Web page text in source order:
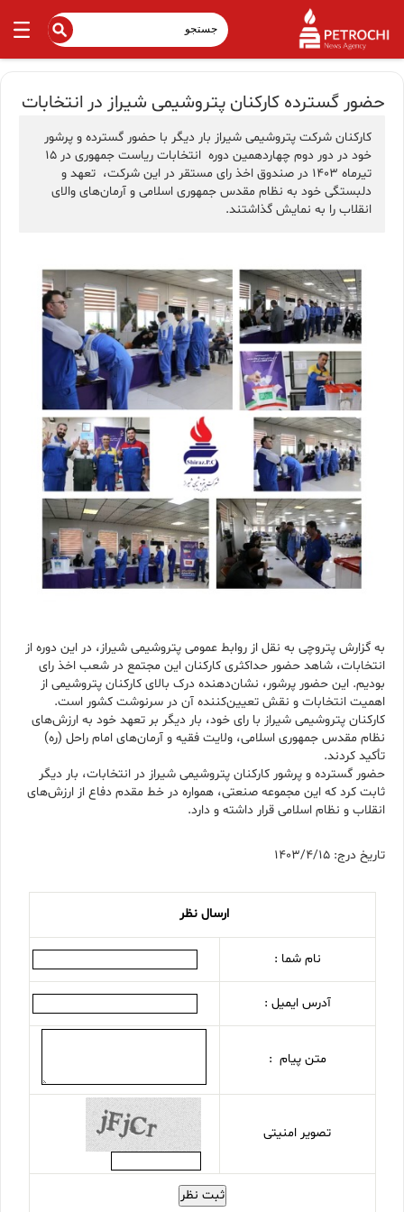
حضور گسترده کارکنان پتروشیمی شیراز در انتخابات
کارکنان شرکت پتروشیمی شیراز بار دیگر با حضور گسترده و پرشور
خود در دور دوم چهاردهمین دوره انتخابات ریاست جمهوری در ۱۵
تیرماه ۱۴۰۳ در صندوق اخذ رای مستقر در این شرکت، تعهد و
دلبستگی خود به نظام مقدس جمهوری اسلامی و آرمان‌های والای
انقلاب را به نمایش گذاشتند.
به گزارش پتروچی به نقل از روابط عمومی پتروشیمی شیراز، در این دوره از
انتخابات، شاهد حضور حداکثری کارکنان این مجتمع در شعب اخذ رای
بودیم. این حضور پرشور، نشان‌دهنده درک بالای کارکنان پتروشیمی از
اهمیت انتخابات و نقش تعیین‌کننده آن در سرنوشت کشور است.
کارکنان پتروشیمی شیراز با رای خود، بار دیگر بر تعهد خود به ارزش‌های
نظام مقدس جمهوری اسلامی، ولایت فقیه و آرمان‌های امام راحل (ره)
تأکید کردند.
حضور گسترده و پرشور کارکنان پتروشیمی شیراز در انتخابات، بار دیگر
ثابت کرد که این مجموعه صنعتی، همواره در خط مقدم دفاع از ارزش‌های
انقلاب و نظام اسلامی قرار داشته و دارد.
تاریخ درج: 1403/4/15
ارسال نظر
نام شما :
آدرس ایمیل :
متن پیام :
تصویر امنیتی
ثبت نظر